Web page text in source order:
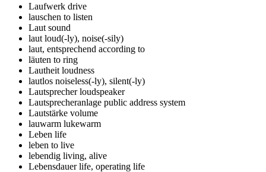
Laufwerk drive
lauschen to listen
Laut sound
laut loud(-ly), noise(-sily)
laut, entsprechend according to
läuten to ring
Lautheit loudness
lautlos noiseless(-ly), silent(-ly)
Lautsprecherloudspeaker
Lautsprecheranlage public address system
Lautstärke volume
lauwarm lukewarm
Leben life
leben to live
lebendig living, alive
Lebensdauerlife, operating life